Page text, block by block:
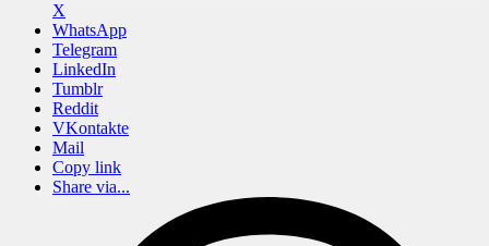
X
WhatsApp
Telegram
LinkedIn
Tumblr
Reddit
VKontakte
Mail
Copy link
Share via...